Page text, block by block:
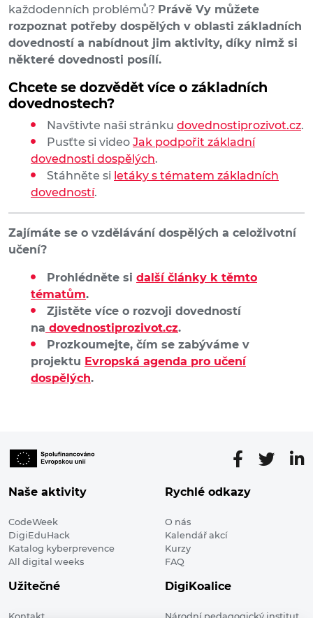
každodenních problémů? Právě Vy můžete
rozpoznat potřeby dospělých v oblasti základních
dovedností a nabídnout jim aktivity, díky nimž si
některé dovednosti posílí.
Chcete se dozvědět více o základních
dovednostech?
Navštivte naši stránku dovednostiprozivot.cz.
Pusťte si video Jak podpořit základní
dovednosti dospělých.
Stáhněte si letáky s tématem základních
dovedností.
Zajímáte se o vzdělávání dospělých a celoživotní
učení?
Prohlédněte si další články k těmto
tématům.
Zjistěte více o rozvoji dovedností
na dovednostiprozivot.cz.
Prozkoumejte, čím se zabýváme v
projektu Evropská agenda pro učení
dospělých.
Naše aktivity
CodeWeek
DigiEduHack
Katalog kyberprevence
All digital weeks
Rychlé odkazy
O nás
Kalendář akcí
Kurzy
FAQ
Užitečné DigiKoalice